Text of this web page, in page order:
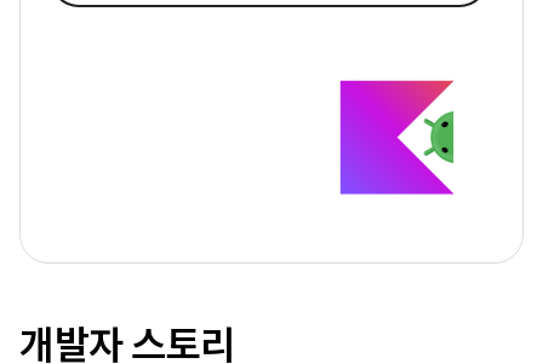
개발자 스토리